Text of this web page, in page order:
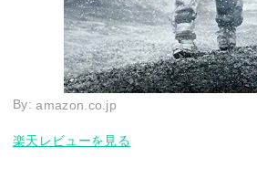
By:amazon.co.jp
楽天レビューを見る